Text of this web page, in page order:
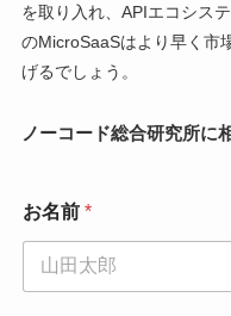
を取り入れ、APIエコシス
のMicroSaaSはより早く市
げるでしょう。
ノーコード総合研究所に
お名前 *